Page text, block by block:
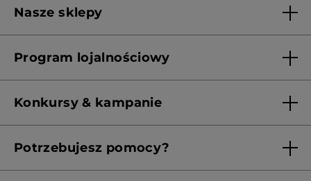
Nasze sklepy
Franczyza
Program lojalnościowy
Konkursy & kampanie
Potrzebujesz pomocy?